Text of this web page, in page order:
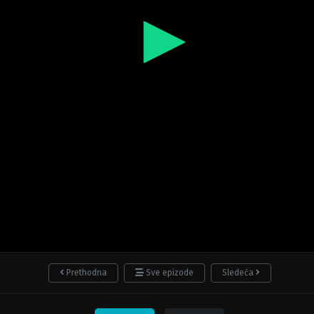
Prethodna Sve epizode Sledeća